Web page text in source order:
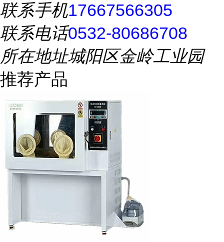
联系手机17667566305
联系电话0532-80686708
所在地址城阳区金岭工业园
推荐产品